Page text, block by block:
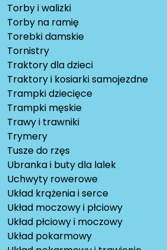
Torby i walizki
Torby na ramię
Torebki damskie
Tornistry
Traktory dla dzieci
Traktory i kosiarki samojezdne
Trampki dziecięce
Trampki męskie
Trawy i trawniki
Trymery
Tusze do rzęs
Ubranka i buty dla lalek
Uchwyty rowerowe
Układ krążenia i serce
Układ moczowy i płciowy
Układ płciowy i moczowy
Układ pokarmowy